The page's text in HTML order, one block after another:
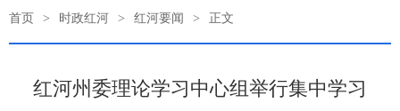
首页 > 时政红河 > 红河要闻 > 正文
红河州委理论学习中心组举行集中学习